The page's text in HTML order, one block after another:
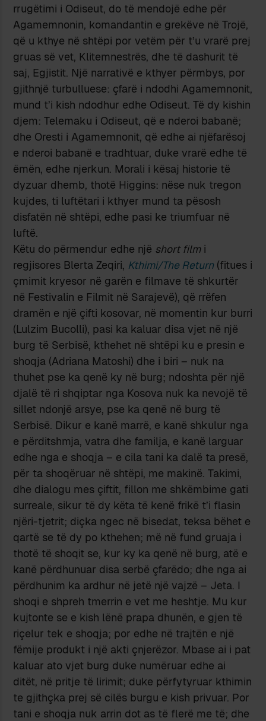
rrugëtimi i Odiseut, do të mendojë edhe për
Agamemnonin, komandantin e grekëve në Trojë,
që u kthye në shtëpi por vetëm për t’u vrarë prej
gruas së vet, Klitemnestrës, dhe të dashurit të
saj, Egjistit. Një narrativë e kthyer përmbys, por
gjithnjë turbulluese: çfarë i ndodhi Agamemnonit,
mund t’i kish ndodhur edhe Odiseut. Të dy kishin
djem: Telemaku i Odiseut, që e nderoi babanë;
dhe Oresti i Agamemnonit, që edhe ai njëfarësoj
e nderoi babanë e tradhtuar, duke vrarë edhe të
ëmën, edhe njerkun. Morali i kësaj historie të
dyzuar dhemb, thotë Higgins: nëse nuk tregon
kujdes, ti luftëtari i kthyer mund ta pësosh
disfatën në shtëpi, edhe pasi ke triumfuar në
luftë.
Këtu do përmendur edhe një short filmi
regjisores Blerta Zeqiri, Kthimi/The Return (fitues i
çmimit kryesor në garën e filmave të shkurtër
në Festivalin e Filmit në Sarajevë), që rrëfen
dramën e një çifti kosovar, në momentin kur burri
(Lulzim Bucolli), pasi ka kaluar disa vjet në një
burg të Serbisë, kthehet në shtëpi ku e presin e
shoqja (Adriana Matoshi) dhe i biri – nuk na
thuhet pse ka qenë ky në burg; ndoshta për një
djalë të ri shqiptar nga Kosova nuk ka nevojë të
sillet ndonjë arsye, pse ka qenë në burg të
Serbisë. Dikur e kanë marrë, e kanë shkulur nga
e përditshmja, vatra dhe familja, e kanë larguar
edhe nga e shoqja – e cila tani ka dalë ta presë,
për ta shoqëruar në shtëpi, me makinë. Takimi,
dhe dialogu mes çiftit, fillon me shkëmbime gati
surreale, sikur të dy këta të kenë frikë t’i flasin
njëri-tjetrit; diçka ngec në bisedat, teksa bëhet e
qartë se të dy po kthehen; më në fund gruaja i
thotë të shoqit se, kur ky ka qenë në burg, atë e
kanë përdhunuar disa serbë çfarëdo; dhe nga ai
përdhunim ka ardhur në jetë një vajzë – Jeta. I
shoqi e shpreh tmerrin e vet me heshtje. Mu kur
kujtonte se e kish lënë prapa dhunën, e gjen të
riçelur tek e shoqja; por edhe në trajtën e një
fëmije produkt i një akti çnjerëzor. Mbase ai i pat
kaluar ato vjet burg duke numëruar edhe ai
ditët, në pritje të lirimit; duke përfytyruar kthimin
te gjithçka prej së cilës burgu e kish privuar. Por
tani e shoqja nuk arrin dot as të flerë me të; dhe